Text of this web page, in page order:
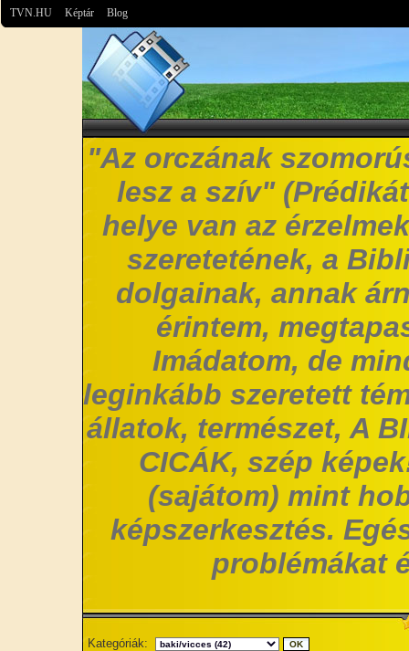
TVN.HU Képtár Blog
"Az orczának
lesz a szív"
helye van az
szeretetének, a
dolgainak, annak
érintem,
Imádatom, de
leginkább szeretett
állatok, természet, A
CICÁK, szép
(sajátom) mint
képszerkesztés.
problémákat
Kategóriák: